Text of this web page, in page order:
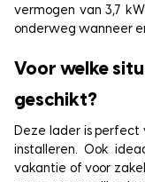
vermogen van 3,7
onderweg wanneer
Voor welke
geschikt?
Deze lader is
installeren. Ook
vakantie of voor